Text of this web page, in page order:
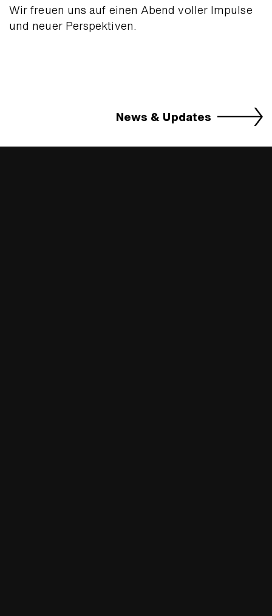
Wir freuen uns auf einen Abend voller Impulse
und neuer Perspektiven.
News & Updates